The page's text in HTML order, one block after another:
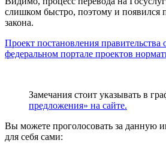
слишком быстро, поэтому и появился
закона.
Проект постановления правительства
федеральном портале проектов
Замечания стоит указывать в
предложения» на сайте.
Вы можете проголосовать за данную
для себя сами: